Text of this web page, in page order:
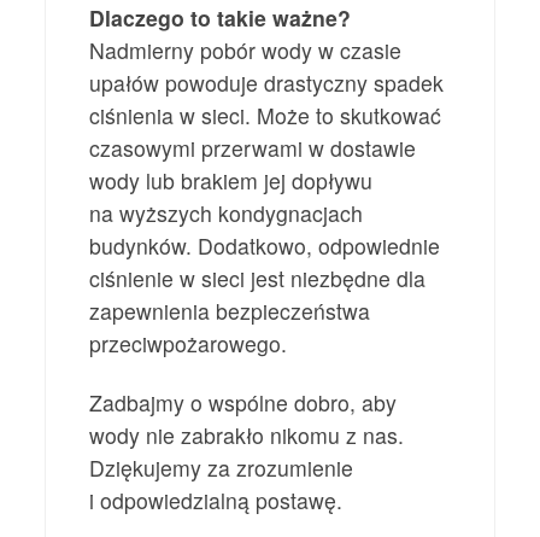
Dlaczego to takie ważne?
Nadmierny pobór wody w czasie
upałów powoduje drastyczny spadek
ciśnienia w sieci. Może to skutkować
czasowymi przerwami w dostawie
wody lub brakiem jej dopływu
na wyższych kondygnacjach
budynków. Dodatkowo, odpowiednie
ciśnienie w sieci jest niezbędne dla
zapewnienia bezpieczeństwa
przeciwpożarowego.
Zadbajmy o wspólne dobro, aby
wody nie zabrakło nikomu z nas.
Dziękujemy za zrozumienie
i odpowiedzialną postawę.